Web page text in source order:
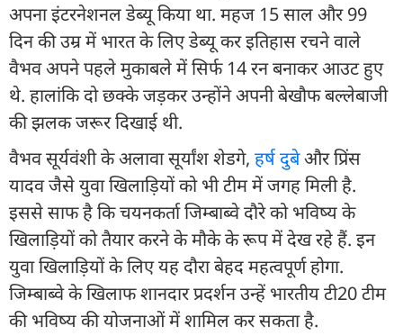
अपना इंटरनेशनल डेब्यू किया था. महज 15 साल और 99
दिन की उम्र में भारत के लिए डेब्यू कर इतिहास रचने वाले
वैभव अपने पहले मुकाबले में सिर्फ 14 रन बनाकर आउट हुए
थे. हालांकि दो छक्के जड़कर उन्होंने अपनी बेखौफ बल्लेबाजी
की झलक जरूर दिखाई थी.
वैभव सूर्यवंशी के अलावा सूर्यांश शेडगे, हर्ष दुबेऔर प्रिंस
यादव जैसे युवा खिलाड़ियों को भी टीम में जगह मिली है.
इससे साफ है कि चयनकर्ता जिम्बाब्वे दौरे को भविष्य के
खिलाड़ियों को तैयार करने के मौके के रूप में देख रहे हैं. इन
युवा खिलाड़ियों के लिए यह दौरा बेहद महत्वपूर्ण होगा.
जिम्बाब्वे के खिलाफ शानदार प्रदर्शन उन्हें भारतीय टी20 टीम
की भविष्य की योजनाओं में शामिल कर सकता है.